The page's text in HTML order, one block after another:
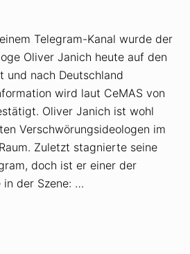
Telegram-Kanal wurde der
Oliver Janich heute auf den
und nach Deutschland
wird laut CeMAS von
Oliver Janich ist wohl
Verschwörungsideologen im
Zuletzt stagnierte seine
doch ist er einer der
der Szene: …